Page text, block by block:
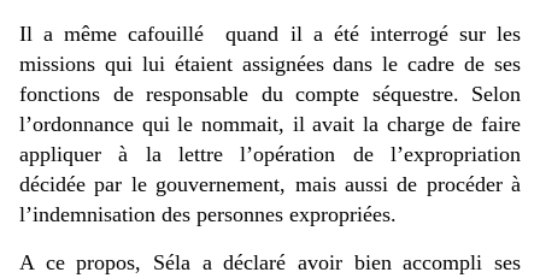
Il a même cafouillé quand il a été interrogé sur les
missions qui lui étaient assignées dans le cadre de ses
fonctions de responsable du compte séquestre. Selon
l’ordonnance qui le nommait, il avait la charge de faire
appliquer à la lettre l’opération de l’expropriation
décidée par le gouvernement, mais aussi de procéder à
l’indemnisation des personnes expropriées.
A ce propos, Séla a déclaré avoir bien accompli ses